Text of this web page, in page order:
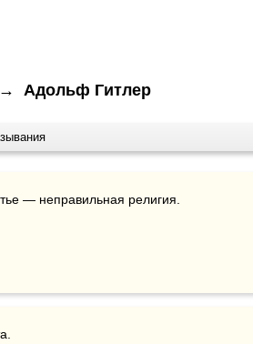
Адольф Гитлер
— неправильная религия.